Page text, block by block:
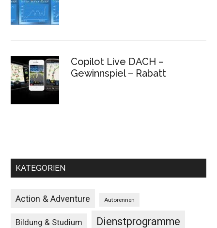
Copilot Live DACH –
Gewinnspiel – Rabatt
KATEGORIEN
Action & Adventure Autorennen
Bildung & Studium Dienstprogramme